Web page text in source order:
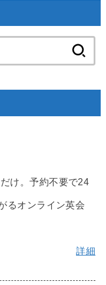
け。予約不要で24
るオンライン英会
詳細